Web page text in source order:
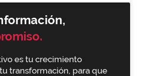
es tu crecimiento
transformación, para que